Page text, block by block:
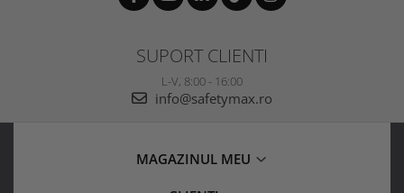
SUPORT CLIENTI
L-V, 8:00 - 16:00
info@safetymax.ro
MAGAZINUL MEU